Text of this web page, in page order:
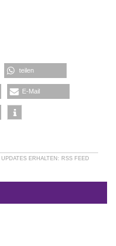
teilen
E-Mail
UPDATES ERHALTEN: RSS FEED